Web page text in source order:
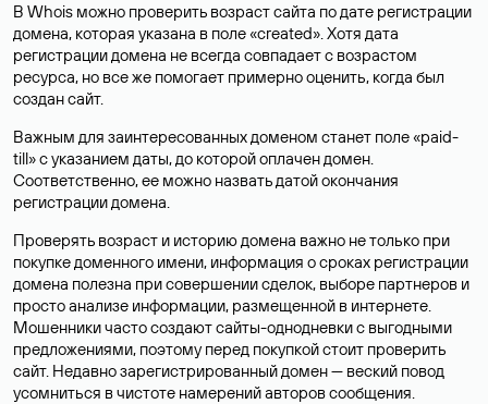
В Whois можно проверить возраст сайта по дате регистрации
домена, которая указана в поле «created». Хотя дата
регистрации домена не всегда совпадает с возрастом
ресурса, но все же помогает примерно оценить, когда был
создан сайт.
Важным для заинтересованных доменом станет поле «paid-
till» с указанием даты, до которой оплачен домен.
Соответственно, ее можно назвать датой окончания
регистрации домена.
Проверять возраст и историю домена важно не только при
покупке доменного имени, информация о сроках регистрации
домена полезна при совершении сделок, выборе партнеров и
просто анализе информации, размещенной в интернете.
Мошенники часто создают сайты-однодневки с выгодными
предложениями, поэтому перед покупкой стоит проверить
сайт. Недавно зарегистрированный домен — веский повод
усомниться в чистоте намерений авторов сообщения.